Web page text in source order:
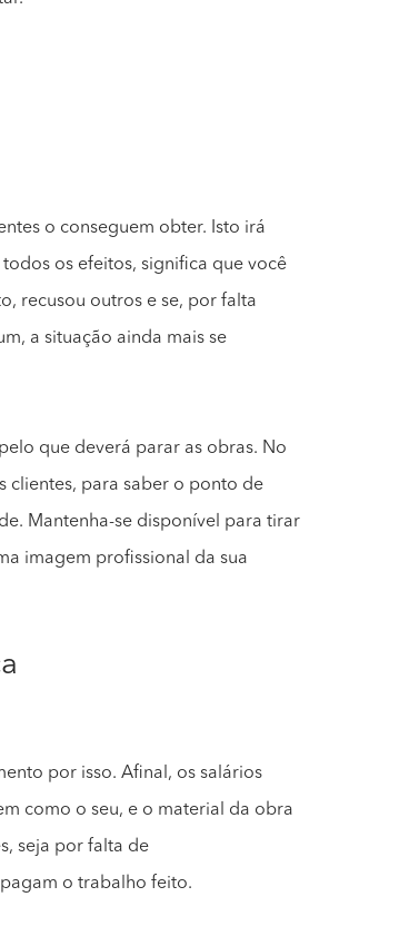
o conseguem obter. Isto irá
os efeitos, significa que você
recusou outros e se, por falta
a situação ainda mais se
que deverá parar as obras. No
clientes, para saber o ponto de
Mantenha-se disponível para tirar
imagem profissional da sua
por isso. Afinal, os salários
como o seu, e o material da obra
seja por falta de
o trabalho feito.